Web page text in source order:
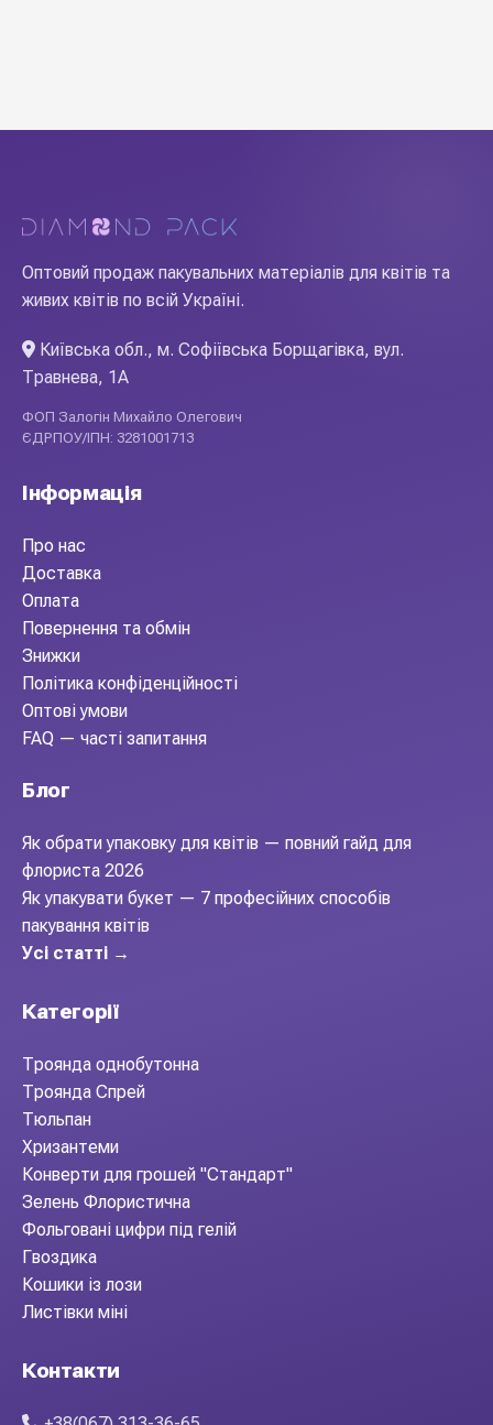
Оптовий продаж пакувальних матеріалів для квітів та
живих квітів по всій Україні.
Київська обл., м. Софіївська Борщагівка, вул.
Травнева, 1А
ФОП Залогін Михайло Олегович
ЄДРПОУ/ІПН: 3281001713
Інформація
Про нас
Доставка
Оплата
Повернення та обмін
Знижки
Політика конфіденційності
Оптові умови
FAQ — часті запитання
Блог
Як обрати упаковку для квітів — повний гайд для
флориста 2026
Як упакувати букет — 7 професійних способів
пакування квітів
Усі статті →
Категорії
Троянда однобутонна
Троянда Спрей
Тюльпан
Хризантеми
Конверти для грошей "Стандарт"
Зелень Флористична
Фольговані цифри під гелій
Гвоздика
Кошики із лози
Листівки міні
Контакти